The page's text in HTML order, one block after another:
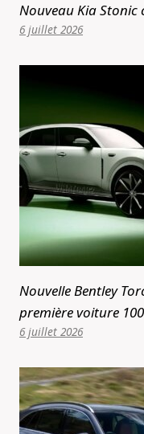
Nouveau Kia Stonic
6 juillet 2026
Nouvelle Bentley
première voiture
6 juillet 2026